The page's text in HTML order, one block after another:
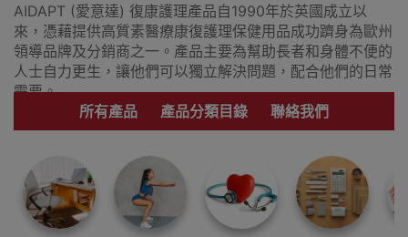
AIDAPT (愛意達) 復康護理產品自1990年於英國成立以
來，憑藉提供高質素醫療康復護理保健用品成功躋身為歐州
領導品牌及分銷商之一。產品主要為幫助長者和身體不便的
人士自力更生，讓他們可以獨立解決問題，配合他們的日常
需要。
所有產品
產品分類目錄 聯絡我們